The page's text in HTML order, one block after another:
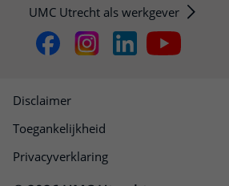
UMC Utrecht als werkgever
Disclaimer
Toegankelijkheid
Privacyverklaring